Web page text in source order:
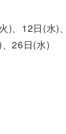
)、12日(水)、
26日(水)